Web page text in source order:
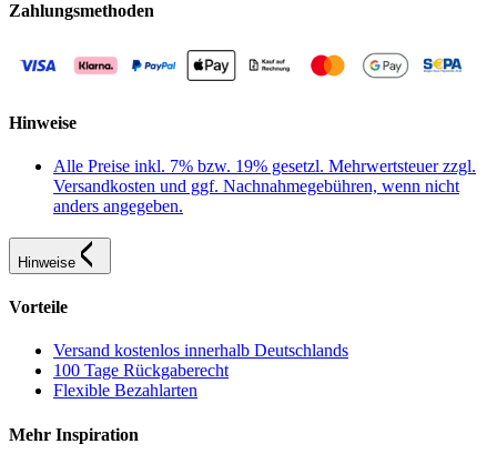
Zahlungsmethoden
Hinweise
Alle Preise inkl. 7% bzw. 19% gesetzl. Mehrwertsteuer zzgl.
Versandkosten und ggf. Nachnahmegebühren, wenn nicht
anders angegeben.
Hinweise
Vorteile
Versand kostenlos innerhalb Deutschlands
100 Tage Rückgaberecht
Flexible Bezahlarten
Mehr Inspiration